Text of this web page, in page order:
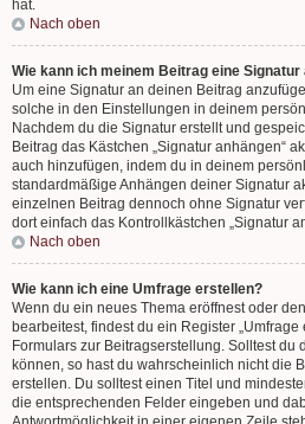
hat.
Nach oben
Wie kann ich meinem Beitrag eine Signatur
Um eine Signatur an deinen Beitrag
solche in den Einstellungen in deinem
Nachdem du die Signatur erstellt und
Beitrag das Kästchen „Signatur anhängen“
auch hinzufügen, indem du in deinem
standardmäßige Anhängen deiner Signatur
einzelnen Beitrag dennoch ohne Signatur
dort einfach das Kontrollkästchen „Signatur
Nach oben
Wie kann ich eine Umfrage erstellen?
Wenn du ein neues Thema eröffnest oder
bearbeitest, findest du ein Register
Formulars zur Beitragserstellung. Solltest du
können, so hast du wahrscheinlich nicht die
erstellen. Du solltest einen Titel und
die entsprechenden Felder eingeben und